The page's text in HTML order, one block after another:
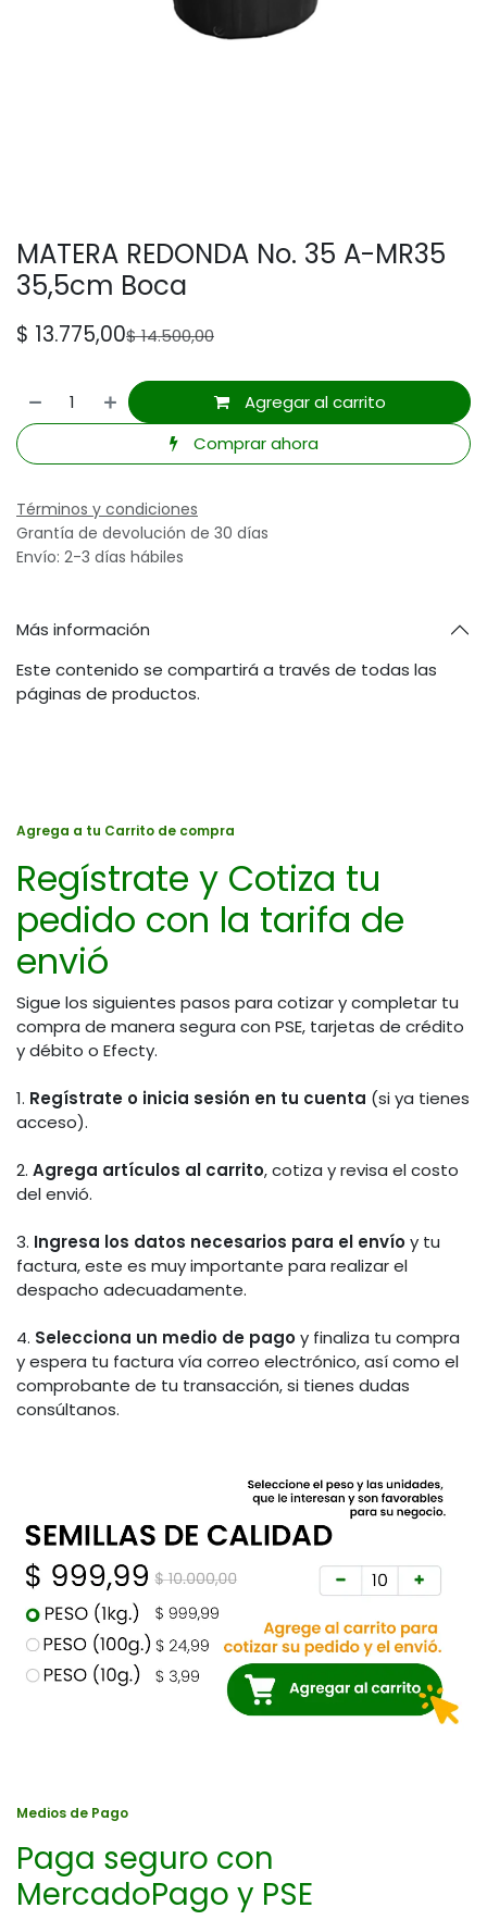
MATERA REDONDA No. 35 A-MR35
35,5cm Boca
$ 13.775,00$14.500,00
Agregar al carrito
Comprar ahora
Términos y condiciones
Grantía de devolución de 30 días
Envío: 2-3 días hábiles
Más información
Este contenido se compartirá a través de todas las
páginas de productos.
Agrega a tu Carrito de compra
Regístrate y Cotiza tu
pedido con la tarifa de
envió
Sigue los siguientes pasos para cotizar y completar tu
compra de manera segura con PSE, tarjetas de crédito
y débito o Efecty.
1. Regístrate o inicia sesión en tu cuenta (si ya tienes
acceso).
2. Agrega artículos al carrito, cotiza y revisa el costo
del envió.
3. Ingresa los datos necesarios para el envíoy tu
factura, este es muy importante para realizar el
despacho adecuadamente.
4. Selecciona un medio de pagoy finaliza tu compra
y espera tu factura vía correo electrónico, así como el
comprobante de tu transacción, si tienes dudas
consúltanos.
Medios de Pago
Paga seguro con
MercadoPago y PSE